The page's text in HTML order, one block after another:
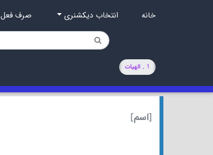
خانه انتخاب دیکشنری صرف فعل
1 . الهیات
[اسم]